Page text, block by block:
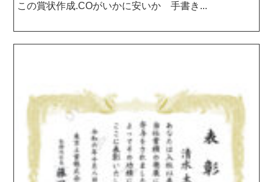
この賞状作成.COがいかに安いか 手書き...